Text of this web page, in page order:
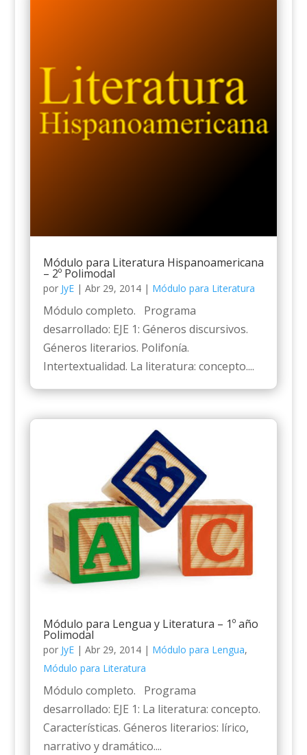
Módulo para Literatura Hispanoamericana
– 2º Polimodal
por JyE| Abr 29, 2014| Módulo para Literatura
Módulo completo. Programa
desarrollado: EJE 1: Géneros discursivos.
Géneros literarios. Polifonía.
Intertextualidad. La literatura: concepto....
Módulo para Lengua y Literatura – 1º año
Polimodal
por JyE| Abr 29, 2014| Módulo para Lengua,
Módulo para Literatura
Módulo completo. Programa
desarrollado: EJE 1: La literatura: concepto.
Características. Géneros literarios: lírico,
narrativo y dramático....